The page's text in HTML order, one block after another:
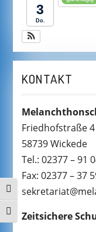
UMSCHALTEN AUF
SCHRIFT VERGRÖSSERN
3
Do.
KONTAKT
Friedhofstraße 4
58739 Wickede
Tel.: 02377 – 91
Fax: 02377 – 37
Zeitsichere